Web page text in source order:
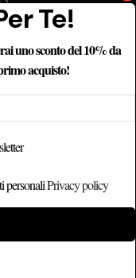
Te!
uno sconto del 10% da
acquisto!
personaliPrivacy policy